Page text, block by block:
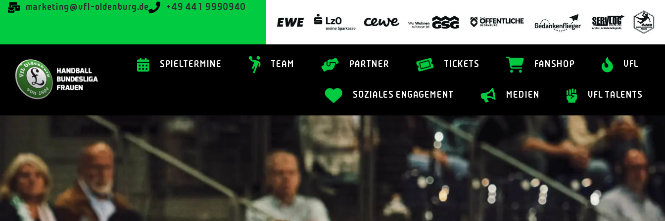
ed.grubnedlo-lfv
@gnitekram +49 441 9990940
SPIELTERMINE TEAM PARTNER TICKETS FANSHOP VFL
SOZIALES ENGAGEMENT MEDIEN VFL TALENTS